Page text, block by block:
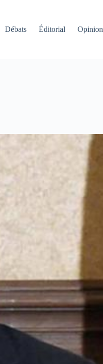
Débats Éditorial Opinion